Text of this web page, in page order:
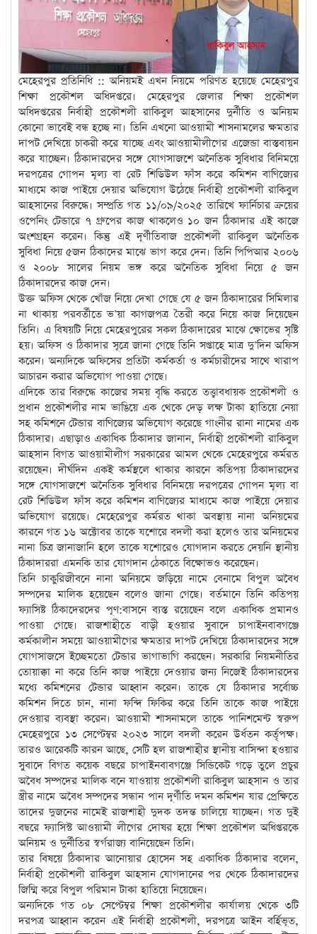
মেহেরপুর প্রতিনিধি :: অনিয়মই এখন নিয়মে পরিণত হয়েছে মেহেরপুর
শিক্ষা প্রকৌশল অধিদপ্তরে। মেহেরপুর জেলার শিক্ষা প্রকৌশল
অধিদপ্তরের নির্বাহী প্রকৌশলী রাকিবুল আহসানের দুর্নীতি ও অনিয়ম
কোনো ভাবেই বন্ধ হচ্ছে না। তিনি এখনো আওয়ামী শাসনামলের ক্ষমতার
দাপট দেখিয়ে চাকরী করে যাচ্ছে এবং আওয়ামীলীগের এজেন্ডা বাস্তবায়ন
করে যাচ্ছেন। ঠিকাদারদের সঙ্গে যোগসাজশে অনৈতিক সুবিধার বিনিময়ে
দরপত্রের গোপন মূল্য বা রেট শিডিউল ফাঁস করে কমিশন বাণিজ্যের
মাধ্যমে কাজ পাইয়ে দেয়ার অভিযোগ উঠেছে নির্বাহী প্রকৌশলী রাকিবুল
আহসানের বিরুদ্ধে। সম্প্রতি গত ১১/০৯/২০২৫ তারিখে ফার্নিচার ক্রয়ের
ওপেনিং টেন্ডারে ৭ গ্রুপের কাজ থাকলেও ১০ জন ঠিকাদার এই কাজে
অংশগ্রহন করেন। কিন্তু এই দূর্ণীতিবাজ প্রকৌশলী রাকিবুল অনৈতিক
সুবিধা নিয়ে ৫জন ঠিকাদের মাঝে ভাগ করে দেন। তিনি পিপিআর ২০০৬
ও ২০০৮ সালের নিয়ম ভঙ্গ করে অনৈতিক সুবিধা নিয়ে ৫ জন
ঠিকাদারদের কাজ দেন।
উক্ত অফিস থেকে খোঁজ নিয়ে দেখা গেছে যে ৫ জন ঠিকাদারের সিমিলার
না থাকায় পরবর্তীতে ভ’য়া কাগজপত্র তৈরী করে নিয়ে কাজ দিয়েছেন
তিনি। এ বিষয়টি নিয়ে মেহেরপুরের সকল ঠিকাদারের মাঝে ক্ষোভের সৃষ্টি
হয়। অফিস ও ঠিকাদার সূত্রে জানা গেছে তিনি সপ্তাহে মাত্র দু’দিন অফিস
করেন। অন্যদিকে অফিসের প্রতিটা কর্মকর্তা ও কর্মচারীদের সাথে খারাপ
আচারন করার অভিযোগ পাওয়া গেছে।
এদিকে তার বিরুদ্ধে কাজের সময় বৃদ্ধি করতে তত্ত্বাবধায়ক প্রকৌশলী ও
প্রধান প্রকৌশলীর নাম ভাঙিয়ে এক থেকে দেড় লক্ষ টাকা হাতিয়ে নেয়া
সহ কমিশনে টেন্ডার বাণিজ্যের অভিযোগ করেছে গাংনীর রানা নামের এক
ঠিকাদার। এছাড়াও একাধিক ঠিকাদার জানান, নির্বাহী প্রকৌশলী রাকিবুল
আহসান বিগত আওয়ামীলীগ সরকারের আমল থেকে মেহেরপুরে কর্মরত
রয়েছেন। দীর্ঘদিন একই কর্মস্থলে থাকার কারনে কতিপয় ঠিকাদারদের
সঙ্গে যোগসাজশে অনৈতিক সুবিধার বিনিময়ে দরপত্রের গোপন মূল্য বা
রেট শিডিউল ফাঁস করে কমিশন বাণিজ্যের মাধ্যমে কাজ পাইয়ে দেয়ার
অভিযোগ রয়েছে। মেহেরেপুর কর্মরত থাকা অবস্থায় নানা অনিয়মের
কারনে গত ১৬ অক্টোবর তাকে যশোরে বদলী করা হলেও তার অনিয়মের
নানা চিত্র জানাজানি হলে তাকে যশোরেও যোগদান করতে দেয়নি স্থানীয়
ঠিকাদাররা এমনকি তার যোগদান ঠেকাতে বিক্ষোভও করেছেন।
তিনি চাকুরিজীবনে নানা অনিয়মে জড়িয়ে নামে বেনামে বিপুল অবৈধ
সম্পদের মালিক হয়েছেন বলেও জানা গেছে। বর্তমানে তিনি কতিপয়
ফ্যাসিষ্ট ঠিকাদেরদের পূণ:বাসনে ব্যস্ত রয়েছেন বলে একাধিক প্রমানও
পাওয়া গেছে। রাজশাহীতে বাড়ী হওয়ার সুবাদে চাপাইনবাবগঞ্জে
কর্মকালীন সময়ে আওয়ামীগের ক্ষমতার দাপট দেখিয়ে ঠিকাদারদের সঙ্গে
যোগসাজসে ইচ্ছেমতো টেন্ডার ভাগাভাগি করছেন। সরকারি নিয়মনীতির
তোয়াক্কা না করে তিনি কাজ পাইয়ে দেওয়ার জন্য নিজেই ঠিকাদারদের
মধ্যে কমিশনের টেন্ডার আহ্বান করেন। তাকে যে ঠিকাদার সর্বোচ্চ
কমিশন দিতে চান, নানা ফন্দি ফিকির করে তিনি তাকে কাজ পাইয়ে
দেওয়ার ব্যবস্থা করেন। আওয়ামী শাসনামলে তাকে পানিশমেন্ট স্বরুপ
মেহেরপুরে ১৩ সেপ্টেম্বর ২০২৩ সালে বদলী করেন উর্ধতন কর্তৃপক্ষ।
তারও আরেকটি কারন আছে, সেটি হল রাজশাহীর স্থানীয় বাসিন্দা হওয়ার
সুবাদে বিগত কয়েক বছরে চাপাইনবাবগঞ্জে সিন্ডিকেট গড়ে তুলে প্রচুর
অবৈধ সম্পদের মালিক বনে যাওয়ায় প্রকৌশলী রাকিবুল আহসান ও তার
স্ত্রীর নামে অবৈধ সম্পদের সন্ধান পান দূর্ণীতি দমন কমিশন যার প্রেক্ষিতে
তাদের দুজনের নামেই রাজশাহী দুদক তদন্ত চালিয়ে যাচ্ছেন। গত দুই
বছরে ফ্যাসিস্ট আওয়ামী লীগের দোষর হয়ে শিক্ষা প্রকৌশল অধিপ্তরকে
অনিয়ম ও দুর্নীতির স্বর্গরাজ্য বানিয়েছেন তিনি।
তার বিষয়ে ঠিকাদার আনোয়ার হোসেন সহ একাধিক ঠিকাদার বলেন,
নির্বাহী প্রকৌশলী রাকিবুল আহসান যোগদানের পর থেকে ঠিকাদারদের
জিম্মি করে বিপুল পরিমান টাকা হাতিয়ে নিয়েছেন।
অন্যদিকে গত ০৮ সেপ্টেম্বর শিক্ষা প্রকৌশলীর কার্যালয় থেকে ৩টি
দরপত্র আহ্বান করেন এই নির্বাহী প্রকৌশলী, দরপত্রে আইন বর্হিভূত,